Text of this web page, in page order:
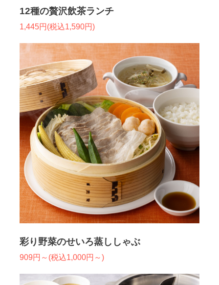
12種の贅沢飲茶ランチ
1,445円(税込1,590円)
彩り野菜のせいろ蒸ししゃぶ
909円～(税込1,000円～)